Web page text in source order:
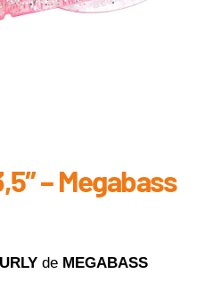
– Megabass
de MEGABASS